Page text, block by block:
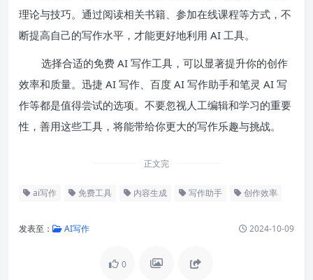
理论与技巧。通过阅读相关书籍、参加在线课程等方式，不
断提高自己的写作水平，才能更好地利用 AI 工具。
选择合适的免费 AI 写作工具，可以显著提升你的创作
效率和质量。迅捷 AI 写作、百度 AI 写作助手和笔灵 AI 写
作等都是值得尝试的选项。不要忽视人工编辑和学习的重要
性，善用这些工具，将能带给你更大的写作乐趣与挑战。
正文完
ai写作 免费工具 内容生成 写作助手 创作效率
发表至： AI写作 2024-10-09
0